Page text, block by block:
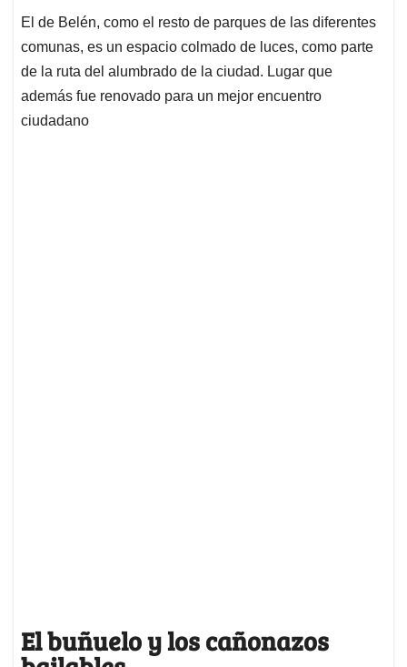
El de Belén, como el resto de parques de las diferentes
comunas, es un espacio colmado de luces, como parte
de la ruta del alumbrado de la ciudad. Lugar que
además fue renovado para un mejor encuentro
ciudadano
El buñuelo y los cañonazos